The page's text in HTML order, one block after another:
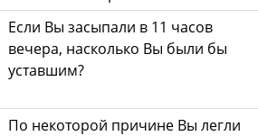
Если Вы засыпали в 11 часов
вечера, насколько Вы были бы
уставшим?
По некоторой причине Вы легли